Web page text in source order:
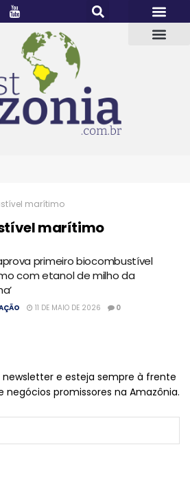
marítimo
marítimo
primeiro biocombustível
com etanol de milho da
11 DE MAIO DE 2026 0
e esteja sempre à frente
negócios promissores na Amazônia.